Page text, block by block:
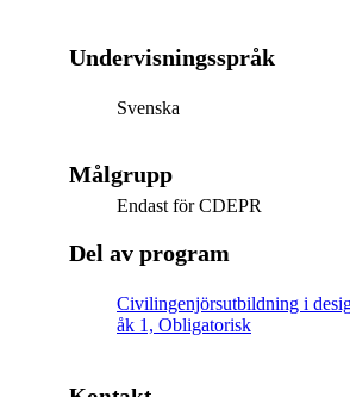
Undervisningsspråk
Svenska
Målgrupp
Endast för CDEPR
Del av program
Civilingenjörsutbildning i
åk 1, Obligatorisk